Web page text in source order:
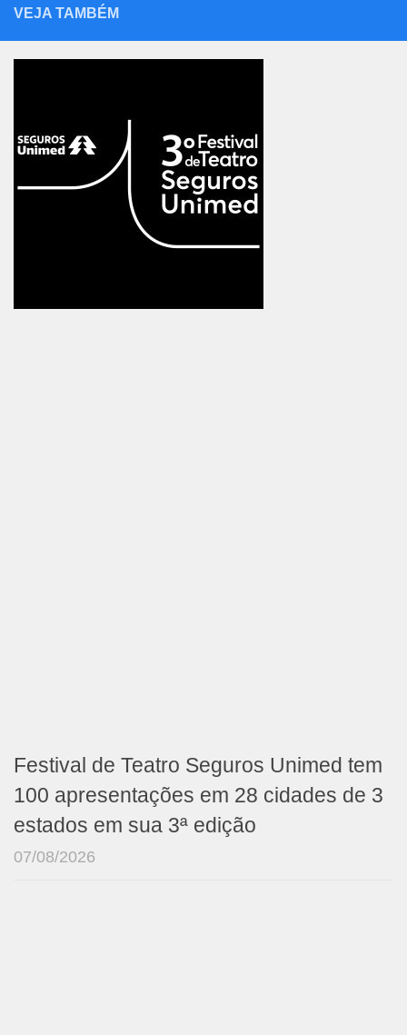
VEJA TAMBÉM
Festival de Teatro Seguros Unimed tem
100 apresentações em 28 cidades de 3
estados em sua 3ª edição
07/08/2026